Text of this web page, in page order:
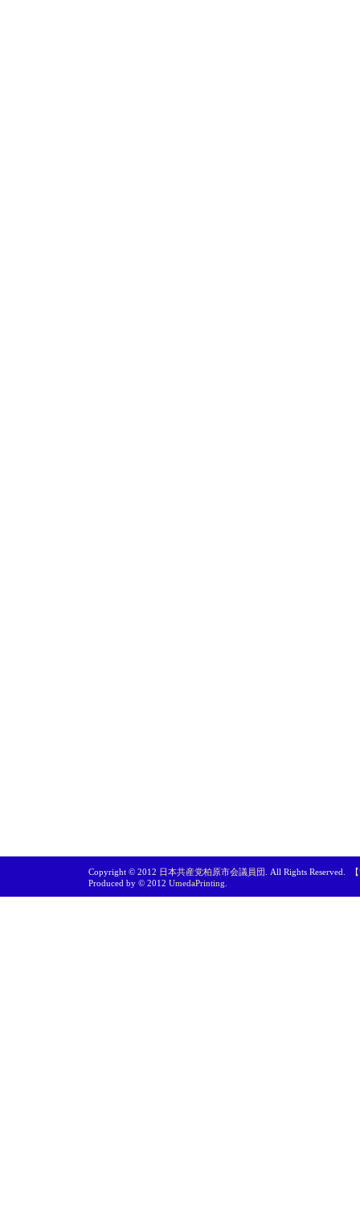
Copyright © 2012 日本共産党柏原市会議員団 . All Rights Reserved.
Produced by © 2012 UmedaPrinting